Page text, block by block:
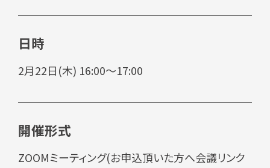
日時
2月22日(木) 16:00～17:00
開催形式
ZOOMミーティング(お申込頂いた方へ会議リンク